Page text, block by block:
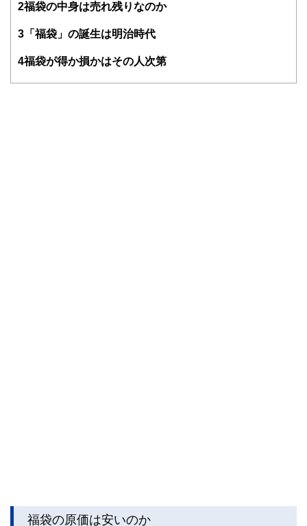
験者で構成され、企画立案から記事掲載まですべての工程に
護士、税理士、宅地建物取引士、相続診断士、住宅ローンア
2福袋の中身は売れ残りなのか
3 「福袋」の誕生は明治時代
4福袋が得か損かはその人次第
福袋の原価は安いのか